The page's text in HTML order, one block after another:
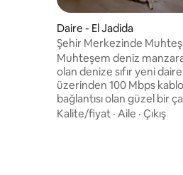
Daire - El Jadida
Şehir Merkezinde
Manzaralı Denize Sıfır
Muhteşem deniz
olan denize sıfır yeni
üzerinden 100 Mbps
bağlantısı olan güzel bir
Şehir merkezinde yer alan
Kalite/fiyat · Aile · Çıkış